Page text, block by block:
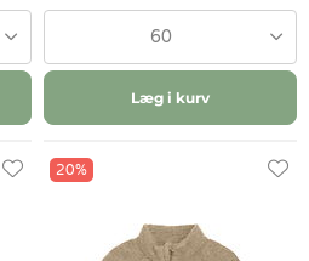
60
Læg i kurv
20%